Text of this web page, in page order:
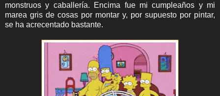
monstruos y caballería. Encima fue mi cumpleaños y mi
marea gris de cosas por montar y, por supuesto por pintar,
se ha acrecentado bastante.